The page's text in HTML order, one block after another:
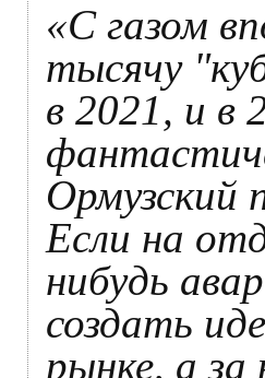
«С газом
тысячу
в 2021, и в
Ормузский
Если на
нибудь
создать
рынке, а